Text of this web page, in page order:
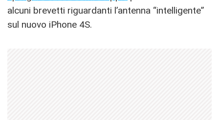
alcuni brevetti riguardanti l’antenna “intelligente”
sul nuovo iPhone 4S.